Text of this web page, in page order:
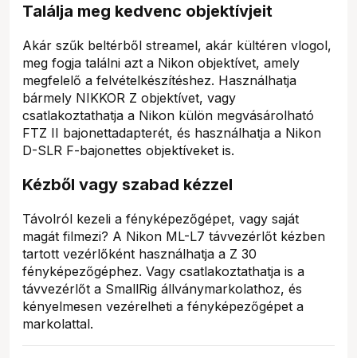
Találja meg kedvenc objektívjeit
Akár szűk beltérből streamel, akár kültéren vlogol,
meg fogja találni azt a Nikon objektívet, amely
megfelelő a felvételkészítéshez. Használhatja
bármely NIKKOR Z objektívet, vagy
csatlakoztathatja a Nikon külön megvásárolható
FTZ II bajonettadapterét, és használhatja a Nikon
D-SLR F-bajonettes objektíveket is.
Kézből vagy szabad kézzel
Távolról kezeli a fényképezőgépet, vagy saját
magát filmezi? A Nikon ML-L7 távvezérlőt kézben
tartott vezérlőként használhatja a Z 30
fényképezőgéphez. Vagy csatlakoztathatja is a
távvezérlőt a SmallRig állványmarkolathoz, és
kényelmesen vezérelheti a fényképezőgépet a
markolattal.